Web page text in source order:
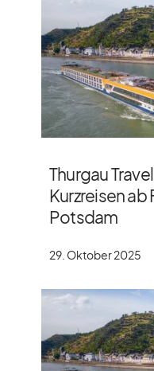
Thurgau
Kurzreisen ab
Potsdam
29. Oktober 2025